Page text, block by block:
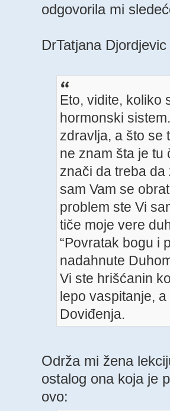
odgovorila mi
DrTatjana Djordjevic
Eto, vidite, koliko
hormonski
zdravlja, a što se
ne znam šta je tu
znači da treba
sam Vam se
problem ste Vi
tiče moje vere
“Povratak bogu i
nadahnute
Vi ste hrišćanin
lepo vaspitanje,
Doviđenja.
Održa mi žena
ostalog ona koja je
ovo: